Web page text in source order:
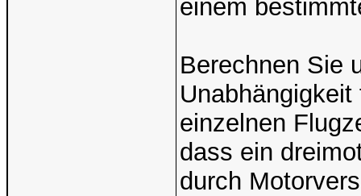
einem
Berechnen Sie
einzelnen
dass ein
durch